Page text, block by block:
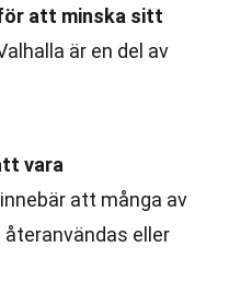
att minska sitt
är en del av
vara
att många av
eller